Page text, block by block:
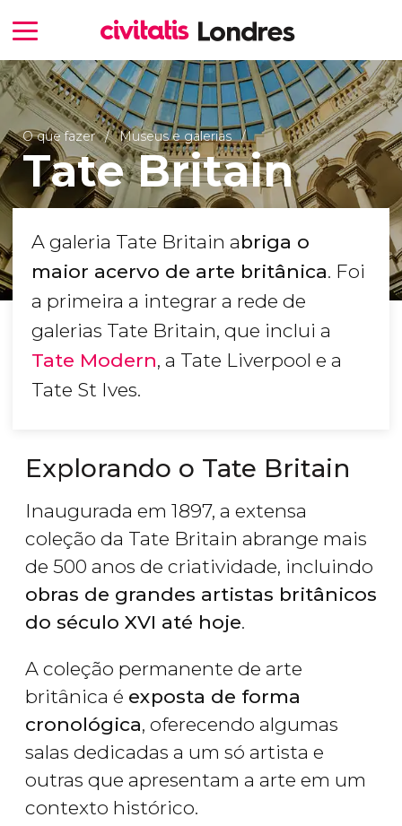
O que fazer Museus e galerias
Tate Britain
A galeria Tate Britain abriga o
maior acervo de arte britânica. Foi
a primeira a integrar a rede de
galerias Tate Britain, que inclui a
Tate Modern, a Tate Liverpool e a
Tate St Ives.
Explorando o Tate Britain
Inaugurada em 1897, a extensa
coleção da Tate Britain abrange mais
de 500 anos de criatividade, incluindo
obras de grandes artistas britânicos
do século XVI até hoje.
A coleção permanente de arte
britânica é exposta de forma
cronológica, oferecendo algumas
salas dedicadas a um só artista e
outras que apresentam a arte em um
contexto histórico.